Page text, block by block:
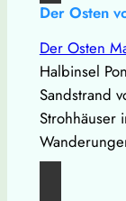
Der Osten
Der Osten
Halbinsel
Sandstrand
Strohhäuser